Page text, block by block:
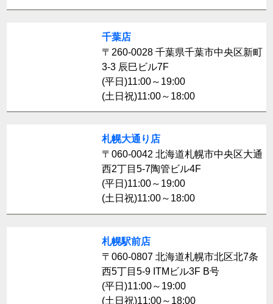
千葉店
〒260-0028 千葉県千葉市中央区新町
3-3 辰巳ビル7F
(平日)11:00～19:00
(土日祝)11:00～18:00
札幌大通り店
〒060-0042 北海道札幌市中央区大通
西2丁目5-7陶管ビル4F
(平日)11:00～19:00
(土日祝)11:00～18:00
札幌駅前店
〒060-0807 北海道札幌市北区北7条
西5丁目5-9 ITMビル3F B号
(平日)11:00～19:00
(土日祝)11:00～18:00